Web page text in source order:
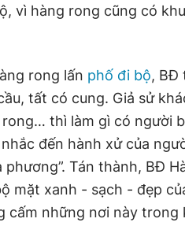
vì hàng rong cũng có
rong lấn phố đi bộ, BĐ
tất có cung. Giả sử
thì làm gì có người
đến hành xử của
Tán thành, BĐ
mặt xanh - sạch - đẹp
cấm những nơi này trong